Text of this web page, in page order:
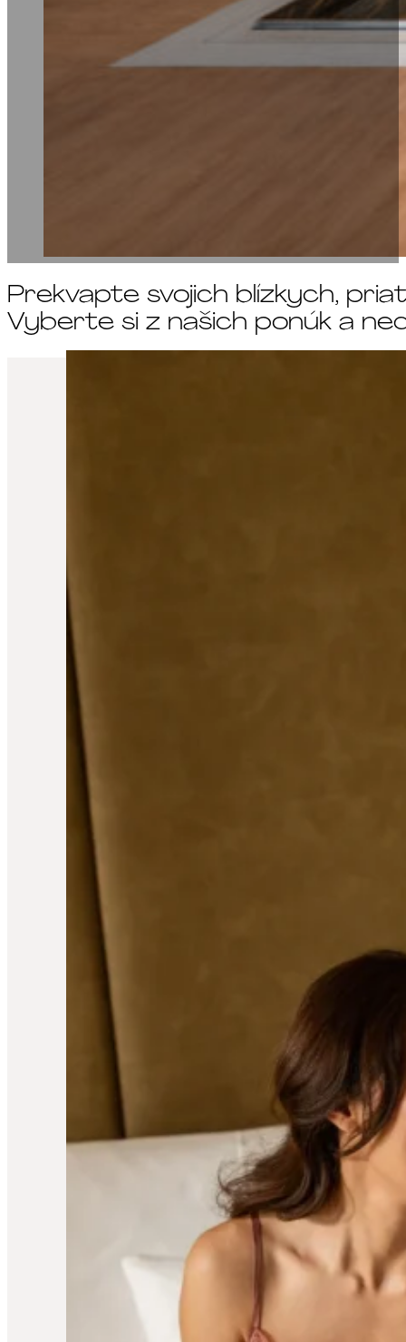
Prekvapte svojich blízkych,
Vyberte si z našich ponúk a